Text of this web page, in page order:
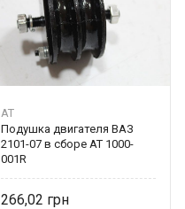
AT
Подушка двигателя ВАЗ
2101-07 в сборе AT 1000-
001R
266,02